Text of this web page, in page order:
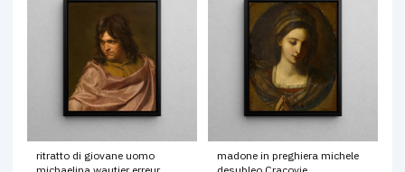
ritratto di giovane uomo
madone in preghiera michele